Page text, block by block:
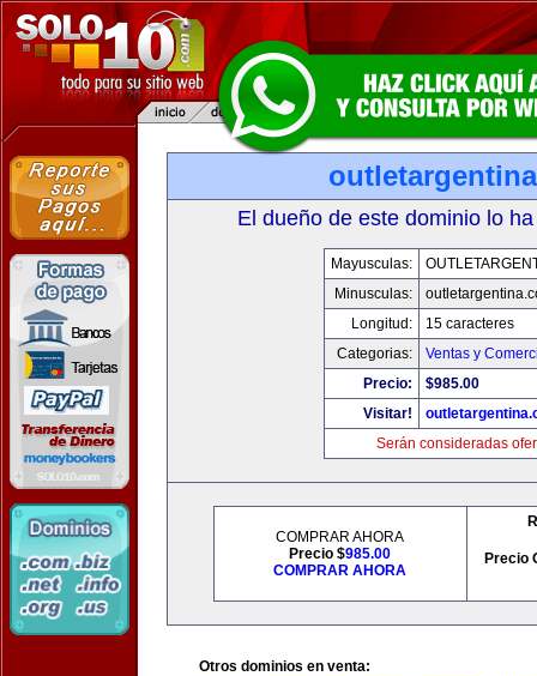
El dueño de este dominio lo
Mayusculas:
Minusculas:
Longitud:
15 caracteres
Categorias:
Ventas y
Precio:
$985.00
Visitar!
Serán consideradas
COMPRAR AHORA
Precio $985.00
COMPRAR AHORA
Precio
Otros dominios en venta: